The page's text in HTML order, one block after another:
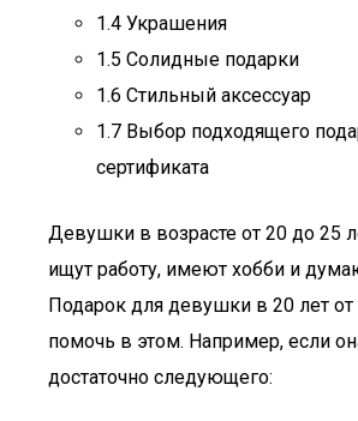
1.4 Украшения
1.5 Солидные подарки
1.6 Стильный аксессуар
1.7 Выбор подходящего
сертификата
Девушки в возрасте от 20 до 25
ищут работу, имеют хобби и
Подарок для девушки в 20 лет
помочь в этом. Например, если
достаточно следующего: